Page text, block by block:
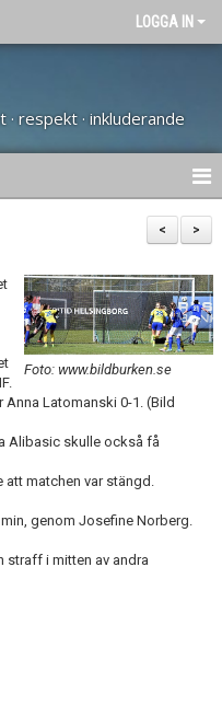
LOGGA IN
· respekt · inkluderande
>
<
Foto: www.bildburken.se
Anna Latomanski 0-1. (Bild
Alibasic skulle också få
att matchen var stängd.
genom Josefine Norberg.
straff i mitten av andra